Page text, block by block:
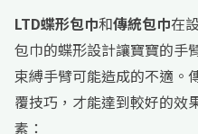
LTD蝶形包巾和傳統包巾在
包巾的蝶形設計讓寶寶的手
束縛手臂可能造成的不適。
覆技巧，才能達到較好的效
素：